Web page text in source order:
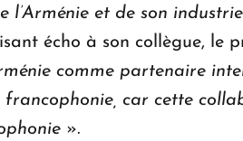
l’Arménie et de son
écho à son collègue, le
comme partenaire
francophonie, car cette
».